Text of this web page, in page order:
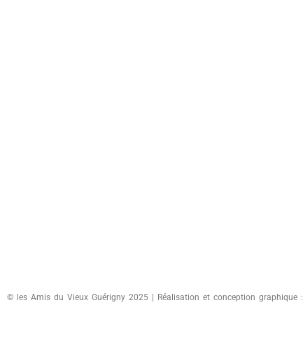
© les Amis du Vieux Guérigny 2025 | Réalisation et conception graphique :